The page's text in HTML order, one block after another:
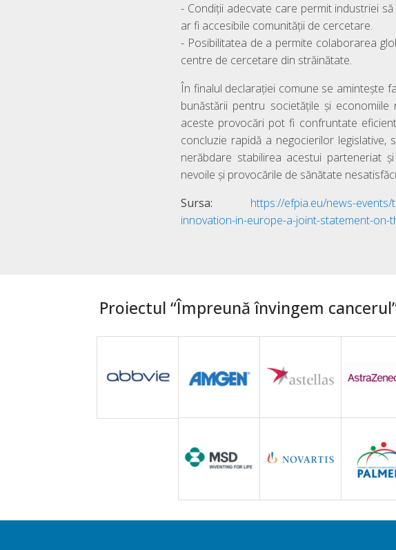
- Condiții adecvate care permit industriei
ar fi accesibile comunității de cercetare.
- Posibilitatea de a permite colaborarea
centre de cercetare din străinătate.
În finalul declarației comune se amintește
bunăstării pentru societățile și
aceste provocări pot fi confruntate
concluzie rapidă a negocierilor legislative,
nerăbdare stabilirea acestui parteneriat
nevoile și provocările de sănătate
Sursa:
https://efpia.eu/news-
innovation-in-europe-a-joint-statement-
Proiectul “Împreună învingem